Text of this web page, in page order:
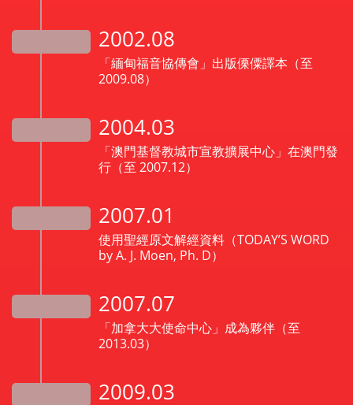
2002.08
「緬甸福音協傳會」出版傈僳譯本（至
2009.08）
2004.03
「澳門基督教城市宣教擴展中心」在澳門發
行（至 2007.12）
2007.01
使用聖經原文解經資料（TODAY’S WORD
by A. J. Moen, Ph. D）
2007.07
「加拿大大使命中心」成為夥伴（至
2013.03）
2009.03